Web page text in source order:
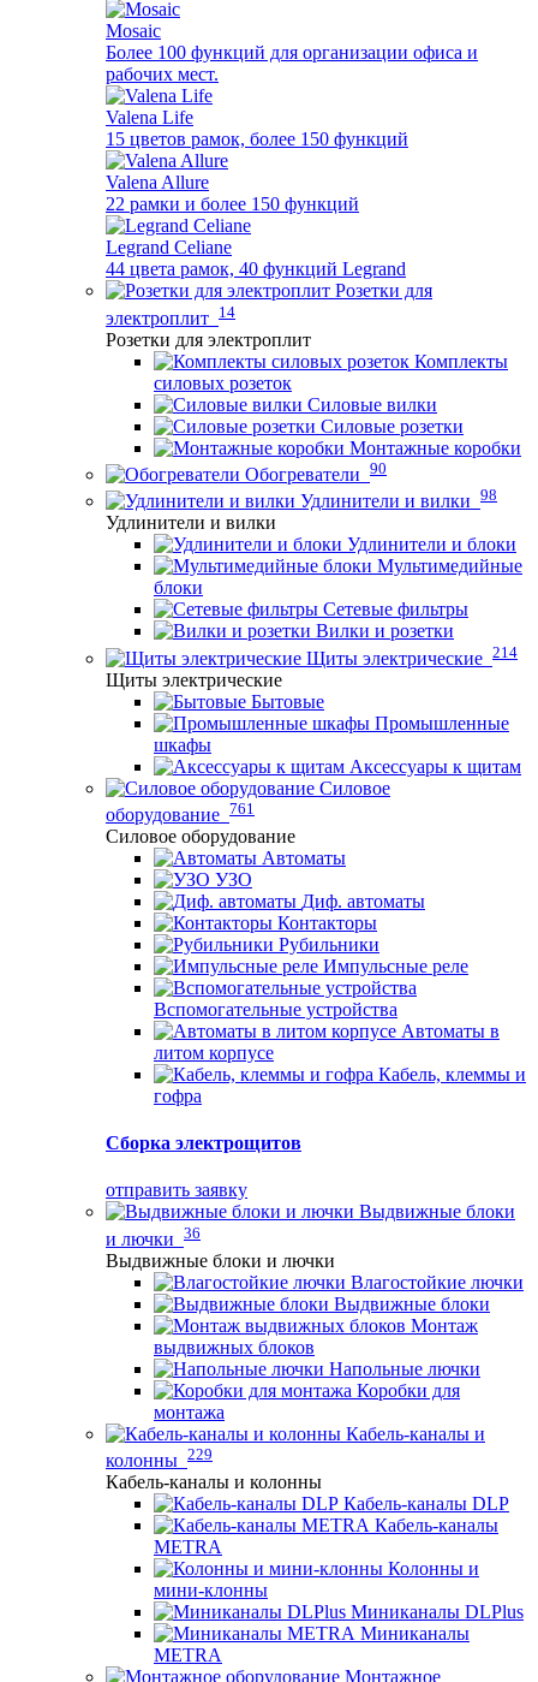
Mosaic
Более 100 функций для организации офиса и
рабочих мест.
Valena Life
15 цветов рамок, более 150 функций
Valena Allure
22 рамки и более 150 функций
Legrand Celiane
44 цвета рамок, 40 функций Legrand
Розетки для
электроплит 14
Розетки для электроплит
Комплекты
силовых розеток
Силовые вилки
Силовые розетки
Монтажные коробки
Обогреватели 90
Удлинители и вилки 98
Удлинители и вилки
Удлинители и блоки
Мультимедийные
блоки
Сетевые фильтры
Вилки и розетки
Щиты электрические 214
Щиты электрические
Бытовые
Промышленные
шкафы
Аксессуары к щитам
Силовое
оборудование 761
Силовое оборудование
Автоматы
УЗО
Диф. автоматы
Контакторы
Рубильники
Импульсные реле
Вспомогательные устройства
Автоматы в
литом корпусе
Кабель, клеммы и
гофра
Сборка электрощитов
отправить заявку
Выдвижные блоки
и лючки 36
Выдвижные блоки и лючки
Влагостойкие лючки
Выдвижные блоки
Монтаж
выдвижных блоков
Напольные лючки
Коробки для
монтажа
Кабель-каналы и
колонны 229
Кабель-каналы и колонны
Кабель-каналы DLP
Кабель-каналы
METRA
Колонны и
мини-клонны
Миниканалы DLPlus
Миниканалы
METRA
Монтажное